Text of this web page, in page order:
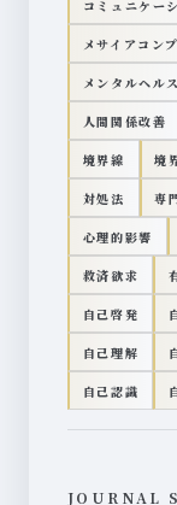
コミュニケー
メサイアコン
メンタルヘルス
人間関係改善
境界線 境
対処法 専
心理的影響
救済欲求
自己啓発
自己理解
自己認識
JOURNAL